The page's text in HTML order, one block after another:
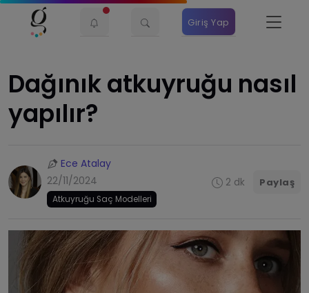
Giriş Yap
Dağınık atkuyruğu nasıl
yapılır?
Ece Atalay
22/11/2024
Atkuyruğu Saç Modelleri
2 dk Paylaş